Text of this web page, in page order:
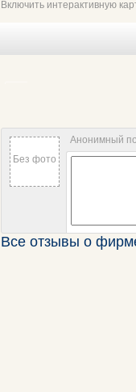
Включить интерактивную
Без фото
Анонимный
Все отзывы о